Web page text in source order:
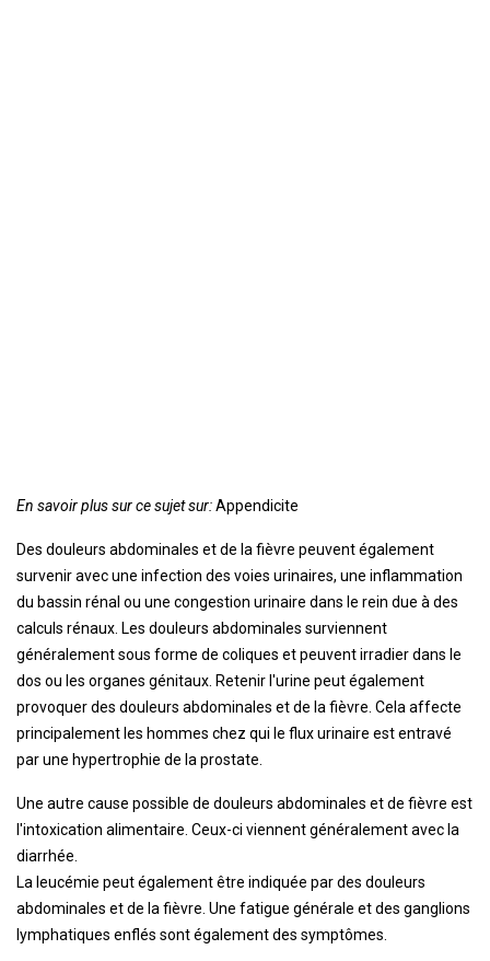
En savoir plus sur ce sujet sur:Appendicite
Des douleurs abdominales et de la fièvre peuvent également
survenir avec une infection des voies urinaires, une inflammation
du bassin rénal ou une congestion urinaire dans le rein due à des
calculs rénaux. Les douleurs abdominales surviennent
généralement sous forme de coliques et peuvent irradier dans le
dos ou les organes génitaux. Retenir l'urine peut également
provoquer des douleurs abdominales et de la fièvre. Cela affecte
principalement les hommes chez qui le flux urinaire est entravé
par une hypertrophie de la prostate.
Une autre cause possible de douleurs abdominales et de fièvre est
l'intoxication alimentaire. Ceux-ci viennent généralement avec la
diarrhée.
La leucémie peut également être indiquée par des douleurs
abdominales et de la fièvre. Une fatigue générale et des ganglions
lymphatiques enflés sont également des symptômes.